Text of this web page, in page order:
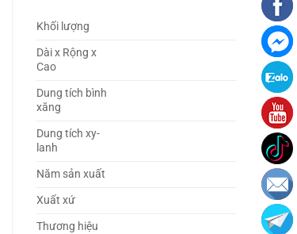
Khối lượng
Dài x Rộng x
Cao
Dung tích bình
xăng
Dung tích xy-
lanh
Năm sản xuất
Xuất xứ
Thương hiệu